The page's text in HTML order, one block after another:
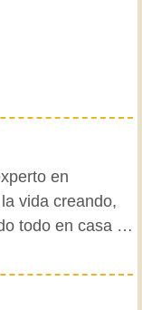
en
vida creando,
todo en casa y
me
pequeño, y
una vasta